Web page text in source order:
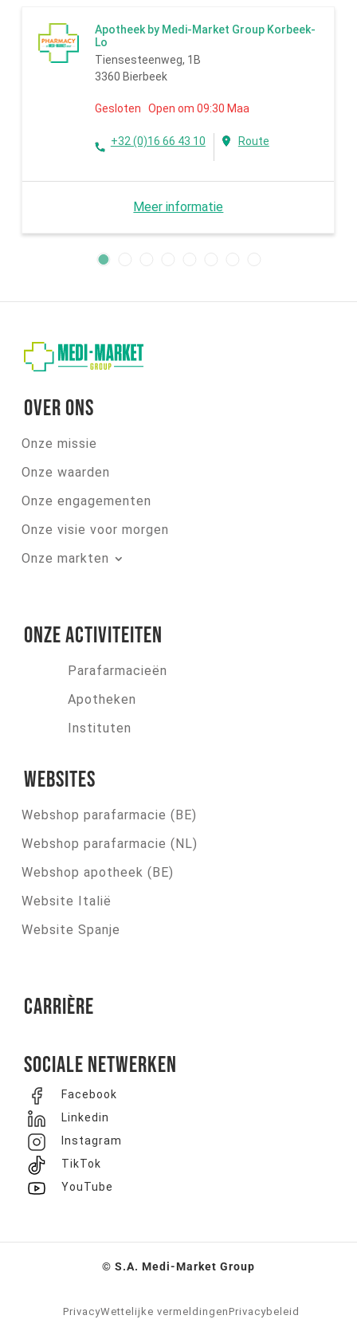
Apotheek by Medi-Market Group Korbeek-
Lo
Tiensesteenweg, 1B
3360 Bierbeek
Gesloten Open om 09:30 Maa
+32 (0)16 66 43 10 Route
Meer informatie
Over ons
Onze missie
Onze waarden
Onze engagementen
Onze visie voor morgen
Onze markten
Onze activiteiten
Parafarmacieën
Apotheken
Instituten
Websites
Webshop parafarmacie (BE)
Webshop parafarmacie (NL)
Webshop apotheek (BE)
Website Italië
Website Spanje
Carrière
Sociale netwerken
Facebook
Linkedin
Instagram
TikTok
YouTube
© S.A. Medi-Market Group
PrivacyWettelijke vermeldingenPrivacybeleid